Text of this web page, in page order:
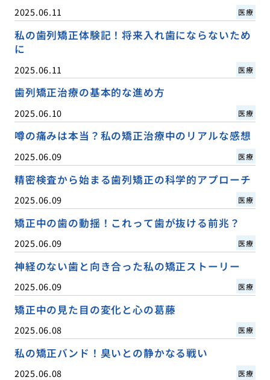
2025.06.11 医療
私の歯列矯正体験記！将来入れ歯にならないため
に
2025.06.11 医療
歯列矯正治療の基本的な進め方
2025.06.10 医療
噂の痛みは本当？私の矯正治療中のリアルな感想
2025.06.09 医療
精密検査から始まる歯列矯正の科学的アプローチ
2025.06.09 医療
矯正中の歯の動揺！これって歯が抜ける前兆？
2025.06.09 医療
神経のない歯と向き合った私の矯正ストーリー
2025.06.09 医療
矯正中の見た目の変化と心の葛藤
2025.06.08 医療
私の矯正バンド！臭いとの静かなる戦い
2025.06.08 医療